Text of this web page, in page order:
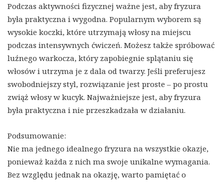
Podczas aktywności fizycznej ważne jest, aby fryzura
była praktyczna i wygodna. Popularnym wyborem są
wysokie koczki, które utrzymają włosy na miejscu
podczas intensywnych ćwiczeń. Możesz także spróbować
luźnego warkocza, który zapobiegnie splątaniu się
włosów i utrzyma je z dala od twarzy. Jeśli preferujesz
swobodniejszy styl, rozwiązanie jest proste – po prostu
zwiąż włosy w kucyk. Najważniejsze jest, aby fryzura
była praktyczna i nie przeszkadzała w działaniu.
Podsumowanie:
Nie ma jednego idealnego fryzura na wszystkie okazje,
ponieważ każda z nich ma swoje unikalne wymagania.
Bez względu jednak na okazję, warto pamiętać o